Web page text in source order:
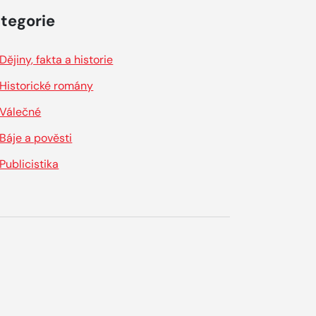
Dějiny, fakta a historie
Historické romány
Válečné
Báje a pověsti
Publicistika